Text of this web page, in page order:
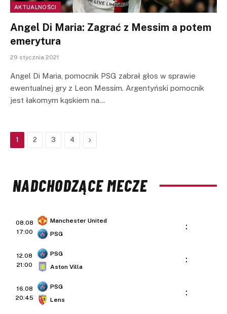
AKTUALNOŚCI
Angel Di Maria: Zagrać z Messim a potem
emerytura
29 stycznia 2021
Angel Di Maria, pomocnik PSG zabrał głos w sprawie
ewentualnej gry z Leon Messim. Argentyński pomocnik
jest łakomym kąskiem na…
1 2 3 4 Next
NADCHODZĄCE MECZE
08.08
17:00
Manchester United
PSG
:
12.08
21:00
PSG
Aston Villa
:
16.08
20:45
PSG
Lens
: